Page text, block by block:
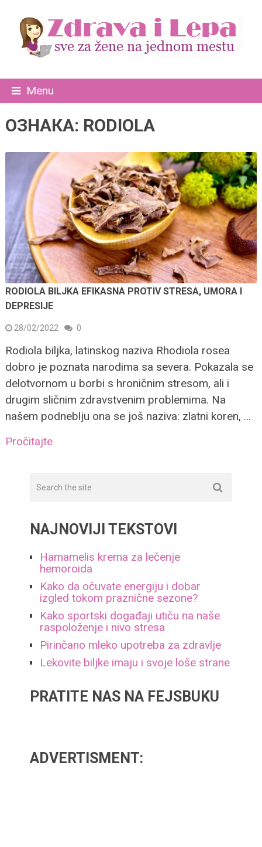
Menu
ОЗНАКА: RODIOLA
RODIOLA BILJKA EFIKASNA PROTIV STRESA, UMORA I
DEPRESIJE
28/02/2022 0
Rodiola biljka, latinskog naziva Rhodiola rosea
dobro je poznata narodima sa severa. Pokazala se
delotvornom u borbi s hroničnim stresom, ali i
drugim sličnim zdravstvenim problemima. Na
našem podneblju ona se još naziva: zlatni koren, …
Pročitajte
NAJNOVIJI TEKSTOVI
Hamamelis krema za lečenje
hemoroida
Kako da očuvate energiju i dobar
izgled tokom praznične sezone?
Kako sportski događaji utiču na naše
raspoloženje i nivo stresa
Pirinčano mleko upotreba za zdravlje
Lekovite biljke imaju i svoje loše strane
PRATITE NAS NA FEJSBUKU
ADVERTISMENT: